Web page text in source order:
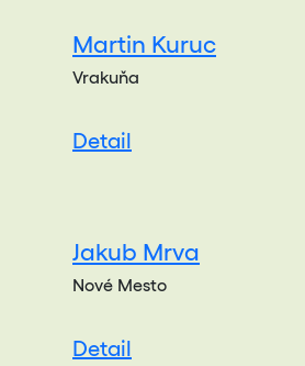
Martin Kuruc
Vrakuňa
Detail
Jakub Mrva
Nové Mesto
Detail